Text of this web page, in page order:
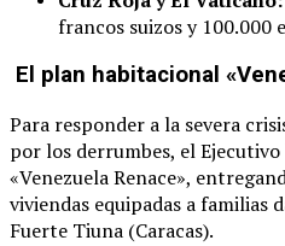
francos suizos y 100.000
El plan habitacional
Para responder a la severa
por los derrumbes, el
«Venezuela Renace»,
viviendas equipadas a familias
Fuerte Tiuna (Caracas).